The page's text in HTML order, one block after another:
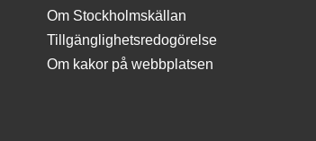
Om Stockholmskällan
Tillgänglighetsredogörelse
Om kakor på webbplatsen